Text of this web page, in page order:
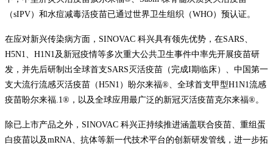
（sIPV）和水痘减毒活疫苗已通过世界卫生组织（WHO）预认证。
在应对新兴传染病方面，SINOVAC 科兴具有领先优势，在SARS、
H5N1、H1N1及新冠疫情等多次重大公共卫生事件中率先开展疫苗研
发，并先后研制出全球首支SARS灭活疫苗（完成I期临床）、中国第一
支大流行流感灭活疫苗（H5N1）盼尔来福®、全球首支甲型H1N1流感
疫苗盼尔来福.1®，以及全球应用最广泛的新冠灭活疫苗克尔来福®。
除已上市产品之外，SINOVAC 科兴正持续推进涵盖联合疫苗、重组蛋
白疫苗以及mRNA、抗体等新一代技术平台的创新研发管线，进一步拓